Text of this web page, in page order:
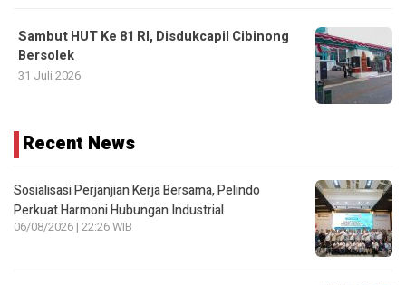
Sambut HUT Ke 81 RI, Disdukcapil Cibinong
Bersolek
31 Juli 2026
Recent News
Sosialisasi Perjanjian Kerja Bersama, Pelindo
Perkuat Harmoni Hubungan Industrial
06/08/2026 | 22:26 WIB